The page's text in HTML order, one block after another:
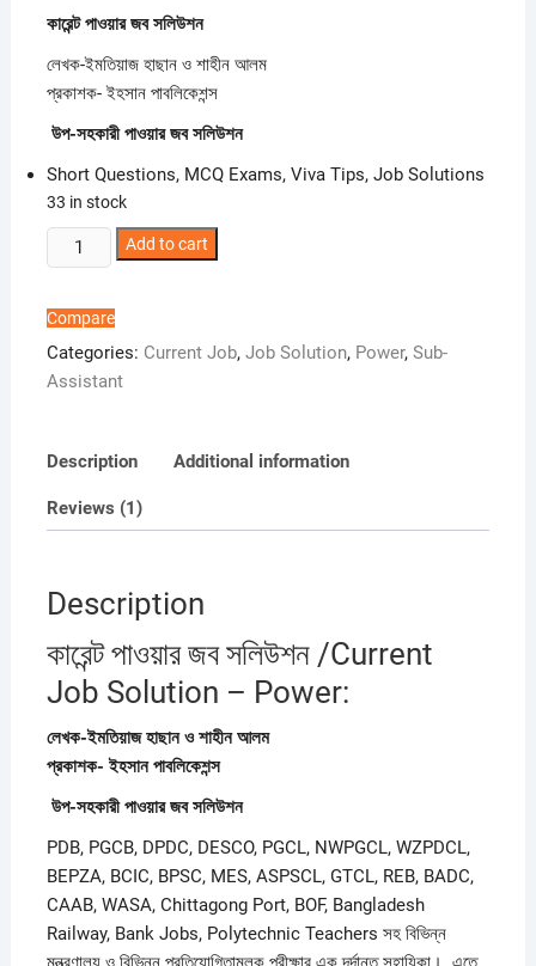
rating
৳ 380.00.৳ 180.00.
কারেন্ট পাওয়ার জব সলিউশন
লেখক-ইমতিয়াজ হাছান ও শাহীন আলম
প্রকাশক- ইহসান পাবলিকেশন্স
উপ-সহকারী পাওয়ার জব সলিউশন
Short Questions, MCQ Exams, Viva Tips, Job Solutions
33 in stock
Current
Job
-
Power
quantity
Add to cart
Compare
Categories: Current Job, Job Solution, Power, Sub-
Assistant
Description Additional information
Reviews (1)
Description
কারেন্ট পাওয়ার জব সলিউশন /Current
Job Solution – Power:
লেখক-ইমতিয়াজ হাছান ও শাহীন আলম
প্রকাশক- ইহসান পাবলিকেশন্স
উপ-সহকারী পাওয়ার জব সলিউশন
PDB, PGCB, DPDC, DESCO, PGCL, NWPGCL, WZPDCL,
BEPZA, BCIC, BPSC, MES, ASPSCL, GTCL, REB, BADC,
CAAB, WASA, Chittagong Port, BOF, Bangladesh
Railway, Bank Jobs, Polytechnic Teachers সহ বিভিন্ন